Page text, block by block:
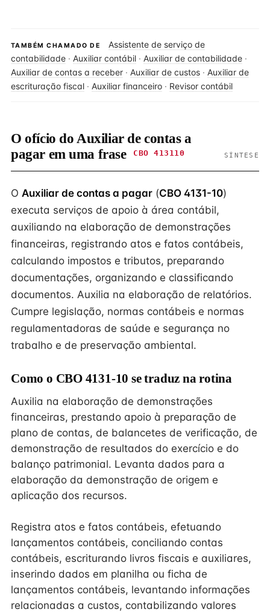
TAMBÉM CHAMADO DE
Assistente de serviço de
contabilidade · Auxiliar contábil · Auxiliar de contabilidade ·
Auxiliar de contas a receber · Auxiliar de custos · Auxiliar de
escrituração fiscal · Auxiliar financeiro · Revisor contábil
O ofício do Auxiliar de contas a
pagar em uma frase
CBO 413110 SÍNTESE
O Auxiliar de contas a pagar (CBO 4131-10)
executa serviços de apoio à área contábil,
auxiliando na elaboração de demonstrações
financeiras, registrando atos e fatos contábeis,
calculando impostos e tributos, preparando
documentações, organizando e classificando
documentos. Auxilia na elaboração de relatórios.
Cumpre legislação, normas contábeis e normas
regulamentadoras de saúde e segurança no
trabalho e de preservação ambiental.
Como o CBO 4131-10 se traduz na rotina
Auxilia na elaboração de demonstrações
financeiras, prestando apoio à preparação de
plano de contas, de balancetes de verificação, de
demonstração de resultados do exercício e do
balanço patrimonial. Levanta dados para a
elaboração da demonstração de origem e
aplicação dos recursos.
Registra atos e fatos contábeis, efetuando
lançamentos contábeis, conciliando contas
contábeis, escriturando livros fiscais e auxiliares,
inserindo dados em planilha ou ficha de
lançamentos contábeis, levantando informações
relacionadas a custos, contabilizando valores